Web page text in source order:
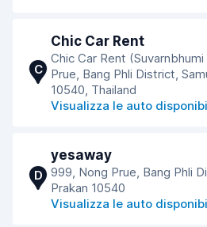
C
Chic Car Rent
Chic Car Rent
Prue, Bang Phli District,
10540, Thailand
Visualizza le auto
D
yesaway
999, Nong Prue, Bang Phli
Prakan 10540
Visualizza le auto